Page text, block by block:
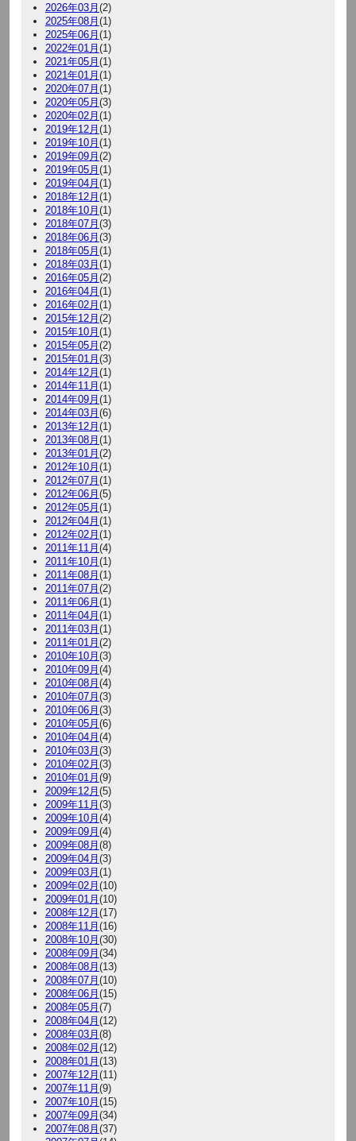
2026年03月(2)
2025年08月(1)
2025年06月(1)
2022年01月(1)
2021年05月(1)
2021年01月(1)
2020年07月(1)
2020年05月(3)
2020年02月(1)
2019年12月(1)
2019年10月(1)
2019年09月(2)
2019年05月(1)
2019年04月(1)
2018年12月(1)
2018年10月(1)
2018年07月(3)
2018年06月(3)
2018年05月(1)
2018年03月(1)
2016年05月(2)
2016年04月(1)
2016年02月(1)
2015年12月(2)
2015年10月(1)
2015年05月(2)
2015年01月(3)
2014年12月(1)
2014年11月(1)
2014年09月(1)
2014年03月(6)
2013年12月(1)
2013年08月(1)
2013年01月(2)
2012年10月(1)
2012年07月(1)
2012年06月(5)
2012年05月(1)
2012年04月(1)
2012年02月(1)
2011年11月(4)
2011年10月(1)
2011年08月(1)
2011年07月(2)
2011年06月(1)
2011年04月(1)
2011年03月(1)
2011年01月(2)
2010年10月(3)
2010年09月(4)
2010年08月(4)
2010年07月(3)
2010年06月(3)
2010年05月(6)
2010年04月(4)
2010年03月(3)
2010年02月(3)
2010年01月(9)
2009年12月(5)
2009年11月(3)
2009年10月(4)
2009年09月(4)
2009年08月(8)
2009年04月(3)
2009年03月(1)
2009年02月(10)
2009年01月(10)
2008年12月(17)
2008年11月(16)
2008年10月(30)
2008年09月(34)
2008年08月(13)
2008年07月(10)
2008年06月(15)
2008年05月(7)
2008年04月(12)
2008年03月(8)
2008年02月(12)
2008年01月(13)
2007年12月(11)
2007年11月(9)
2007年10月(15)
2007年09月(34)
2007年08月(37)